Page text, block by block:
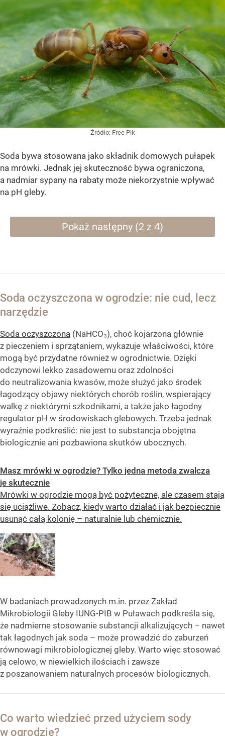
Żródło: Free Pik
Soda bywa stosowana jako składnik domowych pułapek
na mrówki. Jednak jej skuteczność bywa ograniczona,
a nadmiar sypany na rabaty może niekorzystnie wpływać
na pH gleby.
Pokaż następny (2 z 4)
Soda oczyszczona w ogrodzie: nie cud, lecz
narzędzie
Soda oczyszczona (NaHCO₃), choć kojarzona głównie
z pieczeniem i sprzątaniem, wykazuje właściwości, które
mogą być przydatne również w ogrodnictwie. Dzięki
odczynowi lekko zasadowemu oraz zdolności
do neutralizowania kwasów, może służyć jako środek
łagodzący objawy niektórych chorób roślin, wspierający
walkę z niektórymi szkodnikami, a także jako łagodny
regulator pH w środowiskach glebowych. Trzeba jednak
wyraźnie podkreślić: nie jest to substancja obojętna
biologicznie ani pozbawiona skutków ubocznych.
Masz mrówki w ogrodzie? Tylko jedna metoda zwalcza
je skutecznie
Mrówki w ogrodzie mogą być pożyteczne, ale czasem stają
się uciążliwe. Zobacz, kiedy warto działać i jak bezpiecznie
usunąć całą kolonię – naturalnie lub chemicznie.
W badaniach prowadzonych m.in. przez Zakład
Mikrobiologii Gleby IUNG-PIB w Puławach podkreśla się,
że nadmierne stosowanie substancji alkalizujących – nawet
tak łagodnych jak soda – może prowadzić do zaburzeń
równowagi mikrobiologicznej gleby. Warto więc stosować
ją celowo, w niewielkich ilościach i zawsze
z poszanowaniem naturalnych procesów biologicznych.
Co warto wiedzieć przed użyciem sody
w ogrodzie?